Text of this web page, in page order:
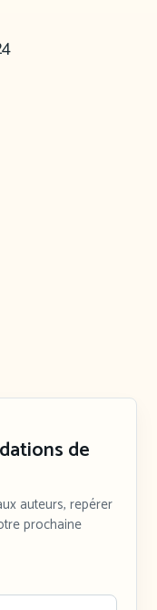
de
auteurs, repérer
prochaine